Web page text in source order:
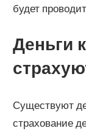
будет
Деньги
Существуют
страхование